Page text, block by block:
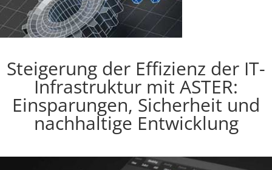
Steigerung der Effizienz der IT-
Infrastruktur mit ASTER:
Einsparungen, Sicherheit und
nachhaltige Entwicklung